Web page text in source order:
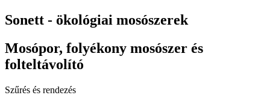
Sonett - ökológiai mosószerek
Mosópor, folyékony mosószer és
folteltávolító
Szűrés és rendezés